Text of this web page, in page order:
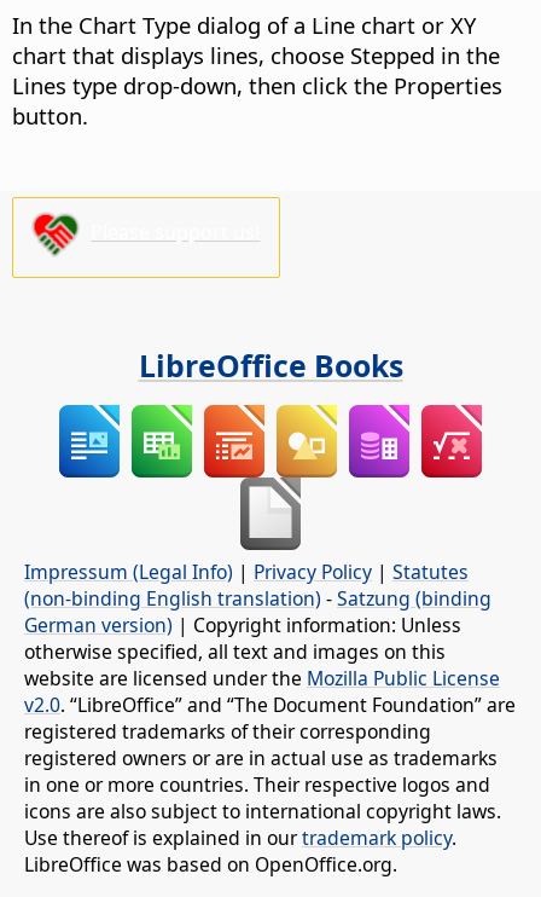
In the Chart Type dialog of a Line chart or XY
chart that displays lines, choose Stepped in the
Lines type drop-down, then click the Properties
button.
LibreOffice Books
Impressum (Legal Info) | Privacy Policy | Statutes
(non-binding English translation) -Satzung (binding
German version) | Copyright information: Unless
otherwise specified, all text and images on this
website are licensed under the Mozilla Public License
v2.0. “LibreOffice” and “The Document Foundation” are
registered trademarks of their corresponding
registered owners or are in actual use as trademarks
in one or more countries. Their respective logos and
icons are also subject to international copyright laws.
Use thereof is explained in ourtrademark policy.
LibreOffice was based on OpenOffice.org.